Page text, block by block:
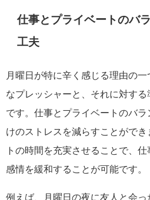
仕事とプライベートのバ
工夫
月曜日が特に辛く感じる理由の
なプレッシャーと、それに対す
です。仕事とプライベートのバ
けのストレスを減らすことがで
トの時間を充実させることで、
感情を緩和することが可能です。
例えば、月曜日の夜に友人と会